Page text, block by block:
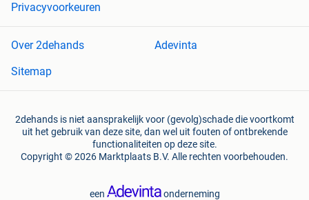
Privacyvoorkeuren
Over 2dehands
Adevinta
Sitemap
2dehands is niet aansprakelijk voor (gevolg)schade die voortkomt
uit het gebruik van deze site, dan wel uit fouten of ontbrekende
functionaliteiten op deze site.
Copyright © 2026 Marktplaats B.V. Alle rechten voorbehouden.
een onderneming